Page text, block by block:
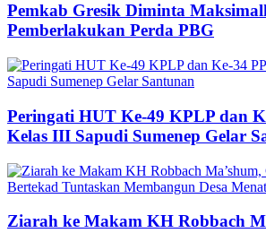
Pemkab Gresik Diminta
Pemberlakukan Perda PBG
Peringati HUT Ke-49 KPLP dan
Kelas III Sapudi Sumenep Gelar
Ziarah ke Makam KH Robbach